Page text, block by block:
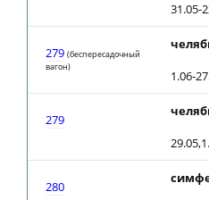
31.05-
279 (беспересадочный
вагон)
1.06-
279
280